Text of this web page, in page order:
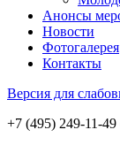
Анонсы
Новости
Фотогалерея
Контакты
Версия для
+7 (495) 249-11-49